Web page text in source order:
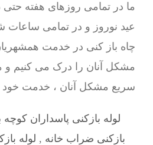
ما در تمامی روزهای هفته
عید نوروز و در تمامی ساعات
چاه باز کنی در خدمت
مشکل آنان را درک می کنیم و
سریع مشکل آنان ، خدمت خود
لوله بازکنی پاسداران
بازکنی ضراب خانه , لوله